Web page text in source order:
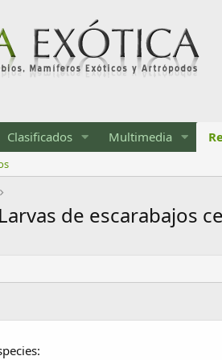
Clasificados Multimedia
Larvas de escarabajos